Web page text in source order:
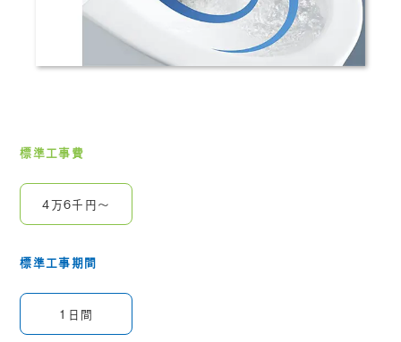
標準工事費
4万6千円～
標準工事期間
1日間